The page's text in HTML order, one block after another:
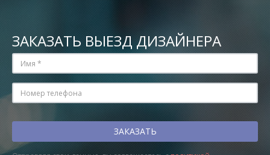
ЗАКАЗАТЬ ВЫЕЗД ДИЗАЙНЕРА